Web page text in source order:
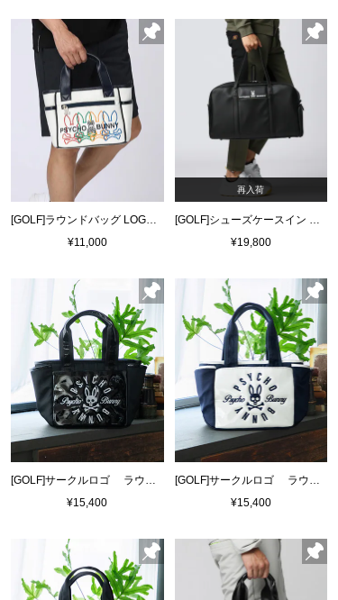
[GOLF]ラウンドバッグ LOGOART
¥11,000
再入荷
[GOLF]シューズケースイン ボストンバッグ
¥19,800
[GOLF]サークルロゴ ラウンドバッグ
¥15,400
[GOLF]サークルロゴ ラウンドバッグ
¥15,400